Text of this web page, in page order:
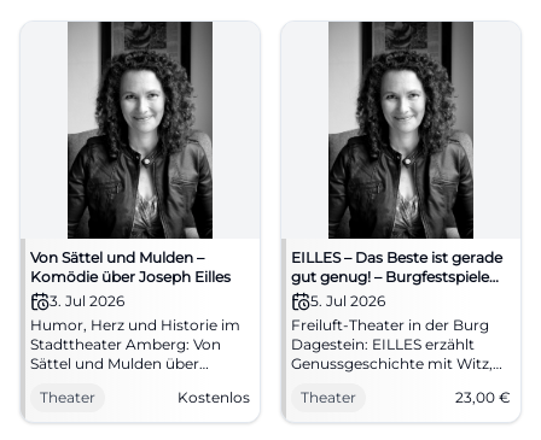
Von Sättel und Mulden –
Komödie über Joseph Eilles
3. Jul 2026
Humor, Herz und Historie im
Stadttheater Amberg: Von
Sättel und Mulden über
20:00 Uhr, Eintritt frei. Erleben
Sie Genusskultur live – jetzt
Theater Kostenlos
EILLES – Das Beste ist gerade
gut genug! – Burgfestspiele
Vilseck
5. Jul 2026
Freiluft-Theater in der Burg
Dagestein: EILLES erzählt
Genussgeschichte mit Witz,
Schauspielkunst. 05.07.2026,
20 Uhr, VVK 23 €. Emotion
Theater 23,00 €